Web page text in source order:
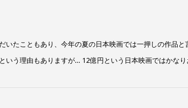
いたこともあり、今年の夏の日本映画では一押しの作品
いう理由もありますが… 12億円という日本映画ではかな